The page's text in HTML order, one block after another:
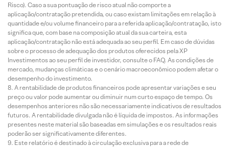
Risco). Caso a sua pontuação de risco atual não comporte a
aplicação/contratação pretendida, ou caso existam limitações em relação à
quantidade e/ou volume financeiro para a referida aplicação/contratação, isto
significa que, com base na composição atual da sua carteira, esta
aplicação/contratação não está adequada ao seu perfil. Em caso de dúvidas
sobre o processo de adequação dos produtos oferecidos pela XP
Investimentos ao seu perfil de investidor, consulte o FAQ. As condições de
mercado, mudanças climáticas e o cenário macroeconômico podem afetar o
desempenho do investimento.
A rentabilidade de produtos financeiros pode apresentar variações e seu
preço ou valor pode aumentar ou diminuir num curto espaço de tempo. Os
desempenhos anteriores não são necessariamente indicativos de resultados
futuros. A rentabilidade divulgada não é líquida de impostos. As informações
presentes neste material são baseadas em simulações e os resultados reais
poderão ser significativamente diferentes.
Este relatório é destinado à circulação exclusiva para a rede de